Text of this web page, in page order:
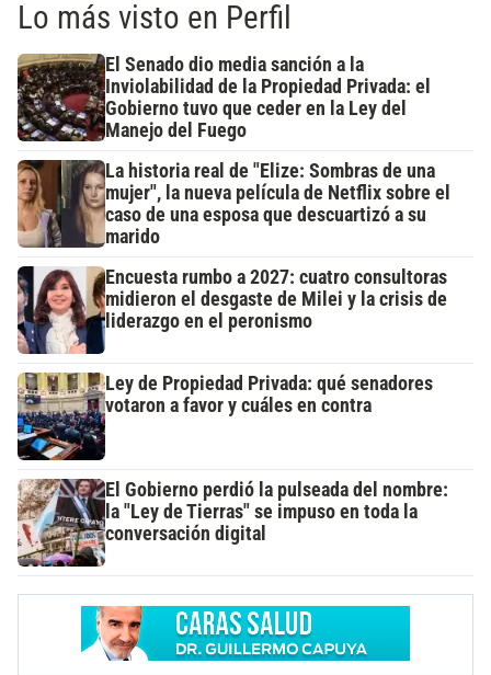
Lo más visto en Perfil
El Senado dio media sanción a la
Inviolabilidad de la Propiedad Privada: el
Gobierno tuvo que ceder en la Ley del
Manejo del Fuego
La historia real de "Elize: Sombras de una
mujer", la nueva película de Netflix sobre el
caso de una esposa que descuartizó a su
marido
Encuesta rumbo a 2027: cuatro consultoras
midieron el desgaste de Milei y la crisis de
liderazgo en el peronismo
Ley de Propiedad Privada: qué senadores
votaron a favor y cuáles en contra
El Gobierno perdió la pulseada del nombre:
la "Ley de Tierras" se impuso en toda la
conversación digital